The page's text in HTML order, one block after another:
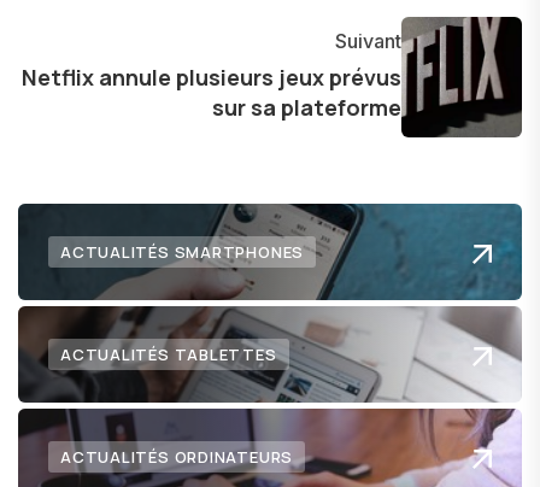
l'exploration constante des frontières de la
technologie me permet de présenter aux
lecteurs un aperçu captivant de ce que le futur
Suivant
Netflix annule plusieurs jeux prévus
sur sa plateforme
ACTUALITÉS SMARTPHONES
ACTUALITÉS TABLETTES
ACTUALITÉS ORDINATEURS